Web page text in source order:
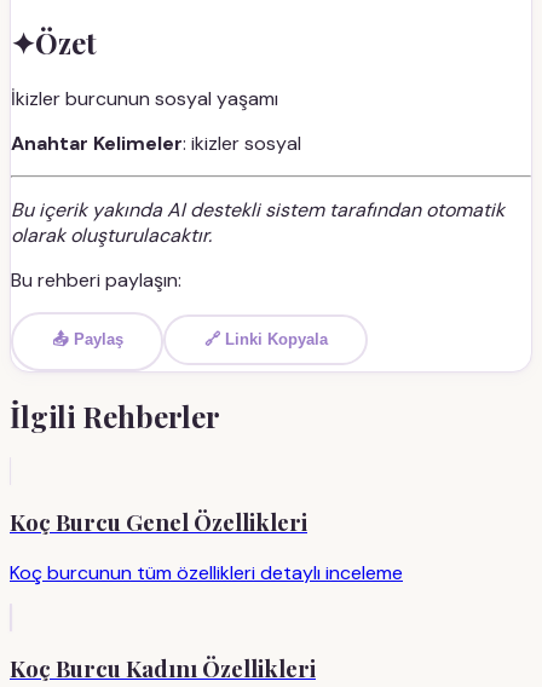
✦Özet
İkizler burcunun sosyal yaşamı
Anahtar Kelimeler: ikizler sosyal
Bu içerik yakında AI destekli sistem tarafından otomatik
olarak oluşturulacaktır.
Bu rehberi paylaşın:
📤 Paylaş 🔗 Linki Kopyala
İlgili Rehberler
Koç Burcu Genel Özellikleri
Koç burcunun tüm özellikleri detaylı inceleme
Koç Burcu Kadını Özellikleri